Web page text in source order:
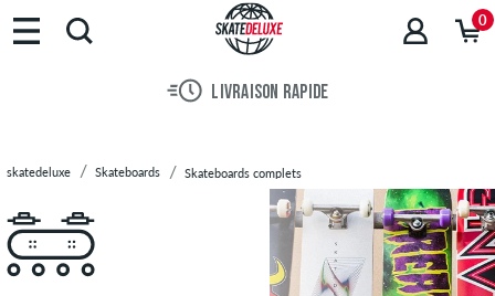
Marques
Skateboards
de
Skate
Roues
de
0
skatedeluxe Skateboards Skateboards complets